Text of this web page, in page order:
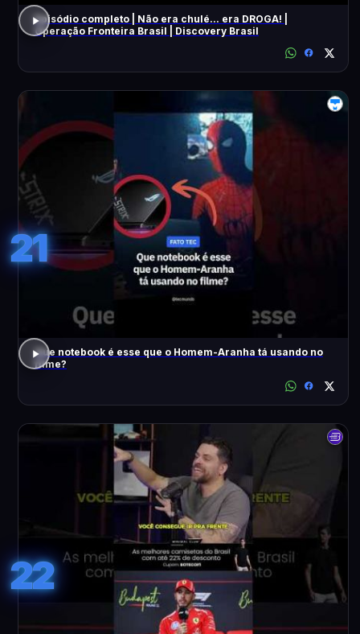
Episódio completo | Não era chulé... era DROGA! |
Operação Fronteira Brasil | Discovery Brasil
21
Que notebook é esse que o Homem-Aranha tá usando no
filme?
22